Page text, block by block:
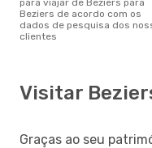
para viajar de Beziers para
Beziers de acordo com os
dados de pesquisa dos
clientes
Visitar
Graças ao seu